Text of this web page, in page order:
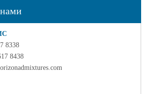
нами
8338
8438